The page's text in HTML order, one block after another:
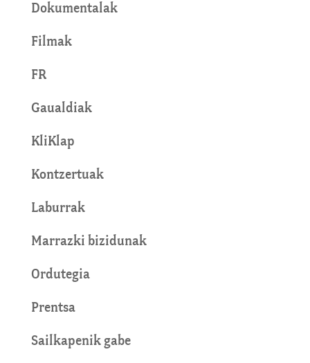
Dokumentalak
Filmak
FR
Gaualdiak
KliKlap
Kontzertuak
Laburrak
Marrazki bizidunak
Ordutegia
Prentsa
Sailkapenik gabe